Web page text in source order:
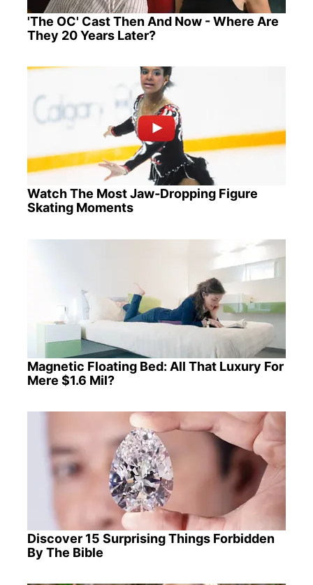
'The OC' Cast Then And Now - Where Are
They 20 Years Later?
Watch The Most Jaw‑Dropping Figure
Skating Moments
Magnetic Floating Bed: All That Luxury For
Mere $1.6 Mil?
Discover 15 Surprising Things Forbidden
By The Bible